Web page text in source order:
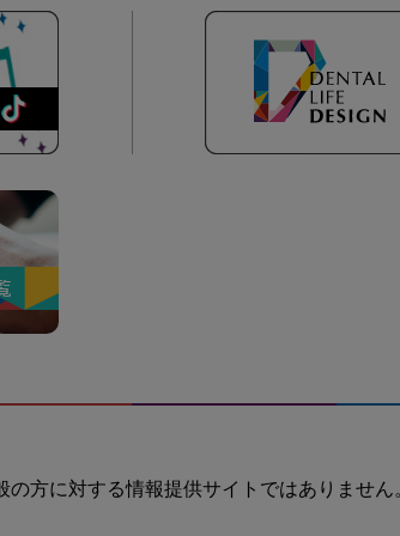
方に対する情報提供サイトではありません